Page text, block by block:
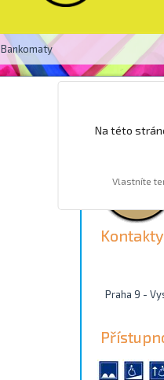
Bankomaty
Park
Kontakty
Praha 9 -
Na této
Vlastníte